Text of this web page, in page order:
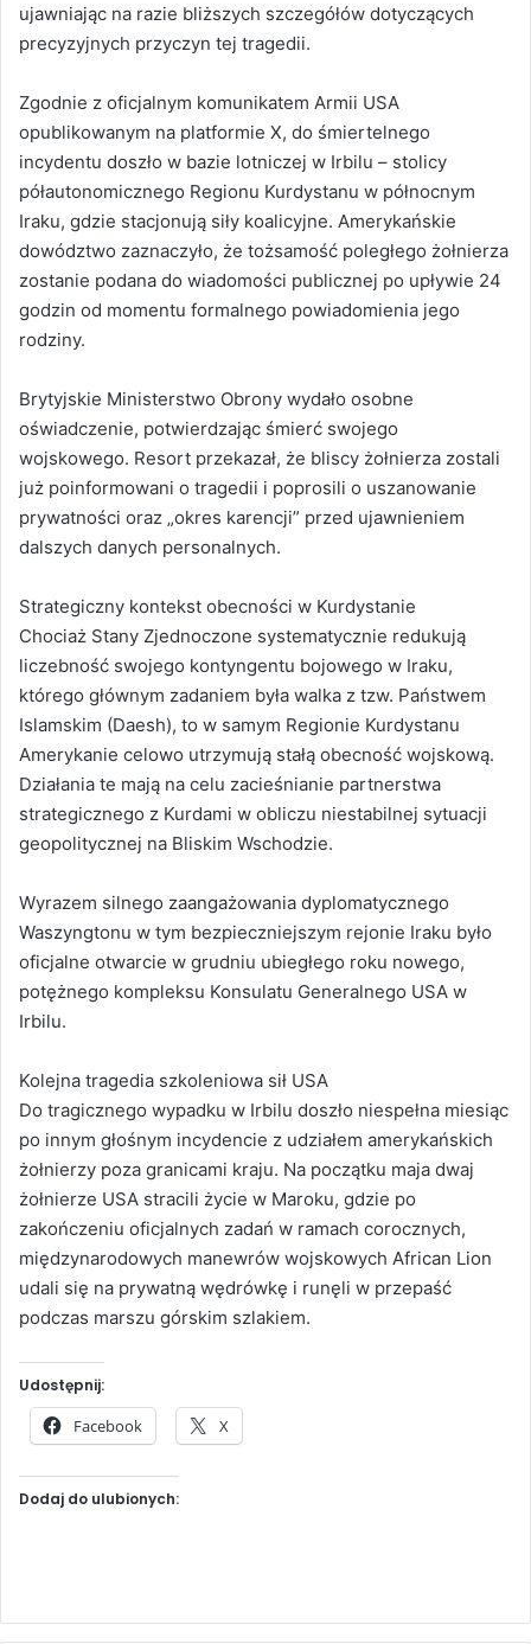
ujawniając na razie bliższych szczegółów dotyczących
precyzyjnych przyczyn tej tragedii.
Zgodnie z oficjalnym komunikatem Armii USA
opublikowanym na platformie X, do śmiertelnego
incydentu doszło w bazie lotniczej w Irbilu – stolicy
półautonomicznego Regionu Kurdystanu w północnym
Iraku, gdzie stacjonują siły koalicyjne. Amerykańskie
dowództwo zaznaczyło, że tożsamość poległego żołnierza
zostanie podana do wiadomości publicznej po upływie 24
godzin od momentu formalnego powiadomienia jego
rodziny.
Brytyjskie Ministerstwo Obrony wydało osobne
oświadczenie, potwierdzając śmierć swojego
wojskowego. Resort przekazał, że bliscy żołnierza zostali
już poinformowani o tragedii i poprosili o uszanowanie
prywatności oraz „okres karencji” przed ujawnieniem
dalszych danych personalnych.
Strategiczny kontekst obecności w Kurdystanie
Chociaż Stany Zjednoczone systematycznie redukują
liczebność swojego kontyngentu bojowego w Iraku,
którego głównym zadaniem była walka z tzw. Państwem
Islamskim (Daesh), to w samym Regionie Kurdystanu
Amerykanie celowo utrzymują stałą obecność wojskową.
Działania te mają na celu zacieśnianie partnerstwa
strategicznego z Kurdami w obliczu niestabilnej sytuacji
geopolitycznej na Bliskim Wschodzie.
Wyrazem silnego zaangażowania dyplomatycznego
Waszyngtonu w tym bezpieczniejszym rejonie Iraku było
oficjalne otwarcie w grudniu ubiegłego roku nowego,
potężnego kompleksu Konsulatu Generalnego USA w
Irbilu.
Kolejna tragedia szkoleniowa sił USA
Do tragicznego wypadku w Irbilu doszło niespełna miesiąc
po innym głośnym incydencie z udziałem amerykańskich
żołnierzy poza granicami kraju. Na początku maja dwaj
żołnierze USA stracili życie w Maroku, gdzie po
zakończeniu oficjalnych zadań w ramach corocznych,
międzynarodowych manewrów wojskowych African Lion
udali się na prywatną wędrówkę i runęli w przepaść
podczas marszu górskim szlakiem.
Udostępnij:
Facebook X
Dodaj do ulubionych: